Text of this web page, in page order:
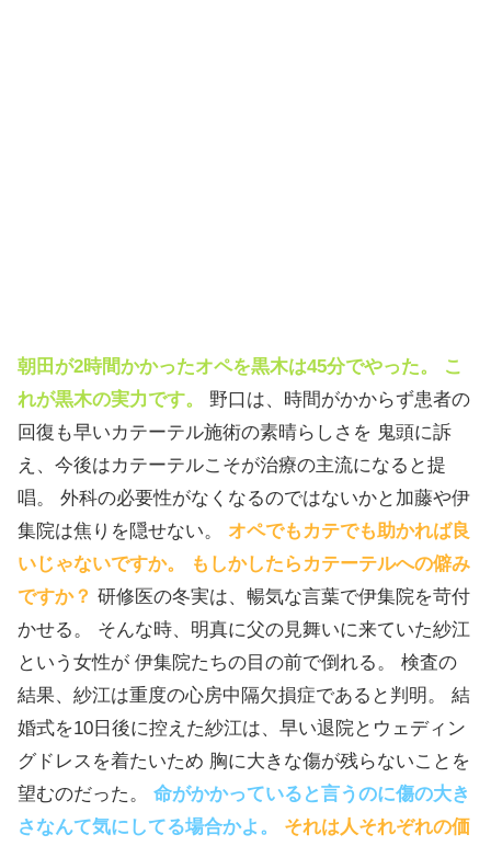
朝田が2時間かかったオペを黒木は45分でやった。 こ
れが黒木の実力です。
野口は、時間がかからず患者の
回復も早いカテーテル施術の素晴らしさを 鬼頭に訴
え、今後はカテーテルこそが治療の主流になると提
唱。 外科の必要性がなくなるのではないかと加藤や伊
集院は焦りを隠せない。 オペでもカテでも助かれば良
いじゃないですか。 もしかしたらカテーテルへの僻み
ですか？ 研修医の冬実は、暢気な言葉で伊集院を苛付
かせる。 そんな時、明真に父の見舞いに来ていた紗江
という女性が 伊集院たちの目の前で倒れる。 検査の
結果、紗江は重度の心房中隔欠損症であると判明。 結
婚式を10日後に控えた紗江は、早い退院とウェディン
グドレスを着たいため 胸に大きな傷が残らないことを
望むのだった。 命がかかっていると言うのに傷の大き
さなんて気にしてる場合かよ。
それは人それぞれの価